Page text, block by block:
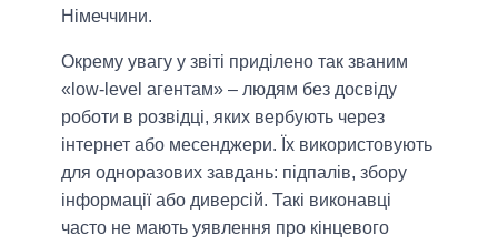
Німеччини.
Окрему увагу у звіті приділено так званим
«low-level агентам» – людям без досвіду
роботи в розвідці, яких вербують через
інтернет або месенджери. Їх використовують
для одноразових завдань: підпалів, збору
інформації або диверсій. Такі виконавці
часто не мають уявлення про кінцевого